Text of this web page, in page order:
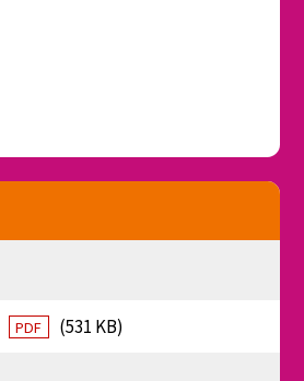
PDF (531 KB)